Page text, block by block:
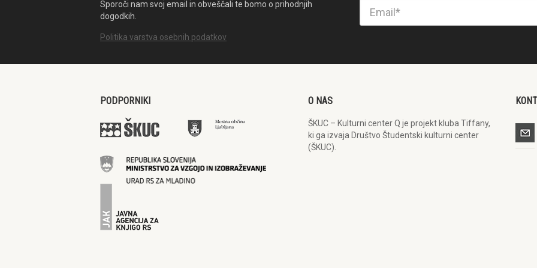
Sporoči nam svoj email in obveščali te bomo o prihodnjih
dogodkih.
Politika varstva osebnih podatkov
PODPORNIKI O NAS
ŠKUC – Kulturni center Q je projekt kluba Tiffany,
ki ga izvaja Društvo Študentski kulturni center
(ŠKUC).